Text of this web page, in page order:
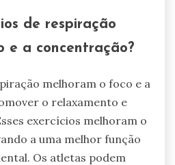
de respiração
e a concentração?
melhoram o foco e a
o relaxamento e
exercícios melhoram o
a uma melhor função
Os atletas podem